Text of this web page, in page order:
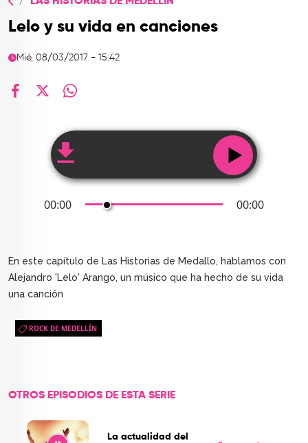
TOP
QUIÉNES SOMOS
CONTACTO
Lelo y su vida en canciones
Mié, 08/03/2017 - 15:42
00:00 00:00
En este capítulo de Las Historias de Medallo, hablamos con
Alejandro 'Lelo' Arango, un músico que ha hecho de su vida
una canción
ROCK DE MEDELLÍN
OTROS EPISODIOS DE ESTA SERIE
La actualidad del